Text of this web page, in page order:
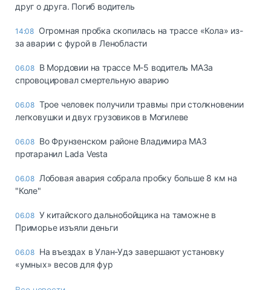
друг о друга. Погиб водитель
14:08 Огромная пробка скопилась на трассе «Кола» из-
за аварии с фурой в Ленобласти
06.08 В Мордовии на трассе М-5 водитель МАЗа
спровоцировал смертельную аварию
06.08 Трое человек получили травмы при столкновении
легковушки и двух грузовиков в Могилеве
06.08 Во Фрунзенском районе Владимира МАЗ
протаранил Lada Vesta
06.08 Лобовая авария собрала пробку больше 8 км на
"Коле"
06.08 У китайского дальнобойщика на таможне в
Приморье изъяли деньги
06.08 Ha въeздax в Улaн-Удэ зaвepшaют ycтaнoвкy
«yмныx» вecoв для фyp